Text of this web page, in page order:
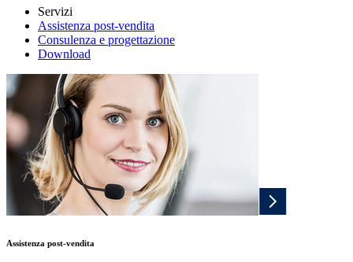
Servizi
Assistenza post-vendita
Consulenza e progettazione
Download
Assistenza post-vendita